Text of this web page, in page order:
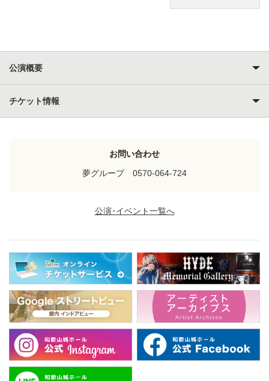
公演概要
チケット情報
お問い合わせ
夢グループ 0570-064-724
公演･イベント一覧へ